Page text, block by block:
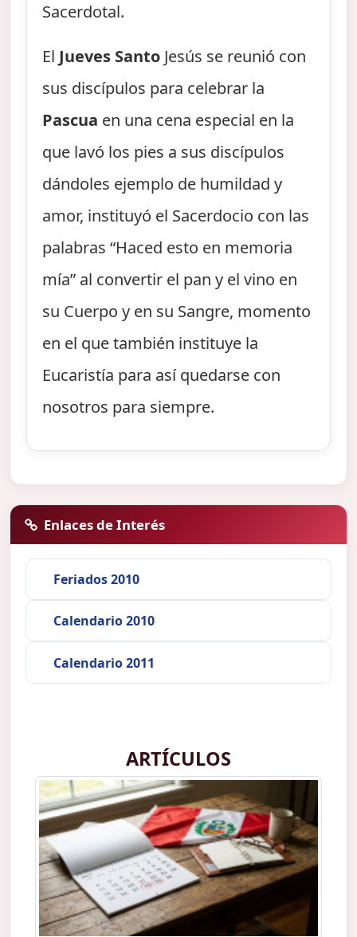
Sacerdotal.
El Jueves Santo Jesús se reunió con
sus discípulos para celebrar la
Pascua en una cena especial en la
que lavó los pies a sus discípulos
dándoles ejemplo de humildad y
amor, instituyó el Sacerdocio con las
palabras “Haced esto en memoria
mía” al convertir el pan y el vino en
su Cuerpo y en su Sangre, momento
en el que también instituye la
Eucaristía para así quedarse con
nosotros para siempre.
Enlaces de Interés
Feriados 2010
Calendario 2010
Calendario 2011
ARTÍCULOS